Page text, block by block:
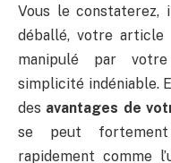
Vous le constaterez,
déballé, votre article
manipulé par
simplicité indéniable.
des avantages de
se peut
rapidement comme